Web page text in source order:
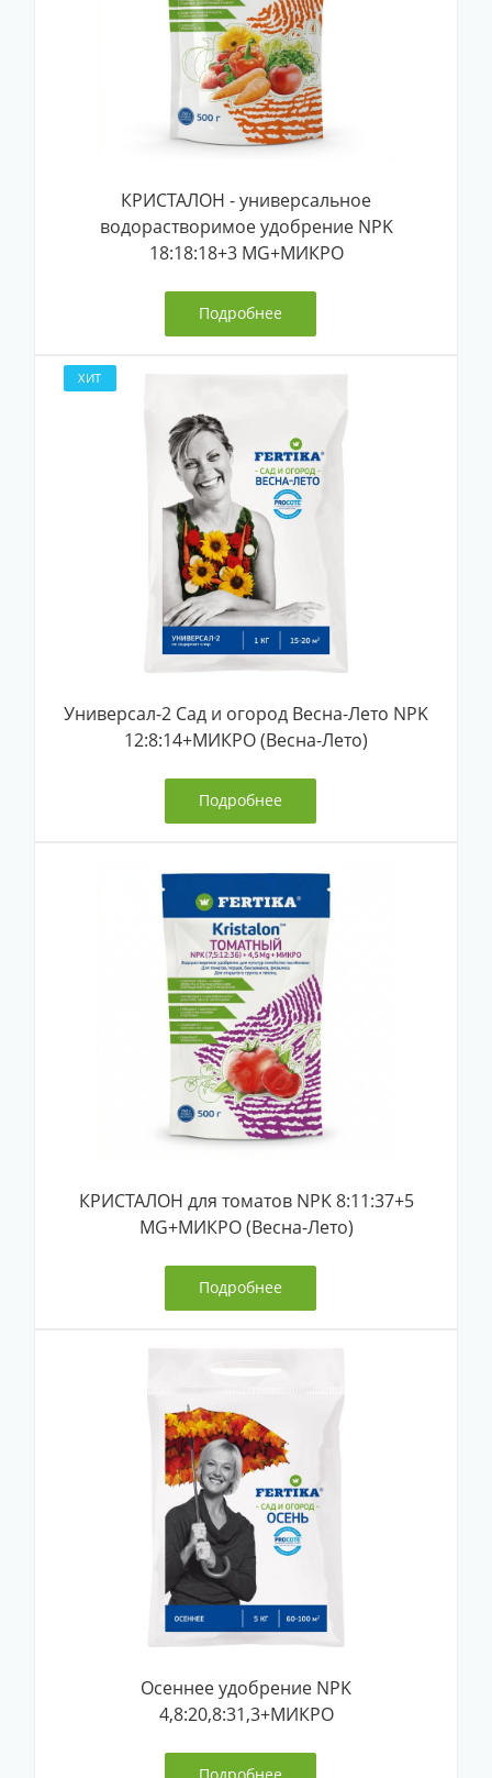
КРИСТАЛОН - универсальное
водорастворимое удобрение NPK
18:18:18+3 MG+МИКРО
Подробнее
ХИТ
Универсал-2 Сад и огород Весна-Лето NPK
12:8:14+МИКРО (Весна-Лето)
Подробнее
КРИСТАЛОН для томатов NPK 8:11:37+5
MG+МИКРО (Весна-Лето)
Подробнее
Осеннее удобрение NPK
4,8:20,8:31,3+МИКРО
Подробнее